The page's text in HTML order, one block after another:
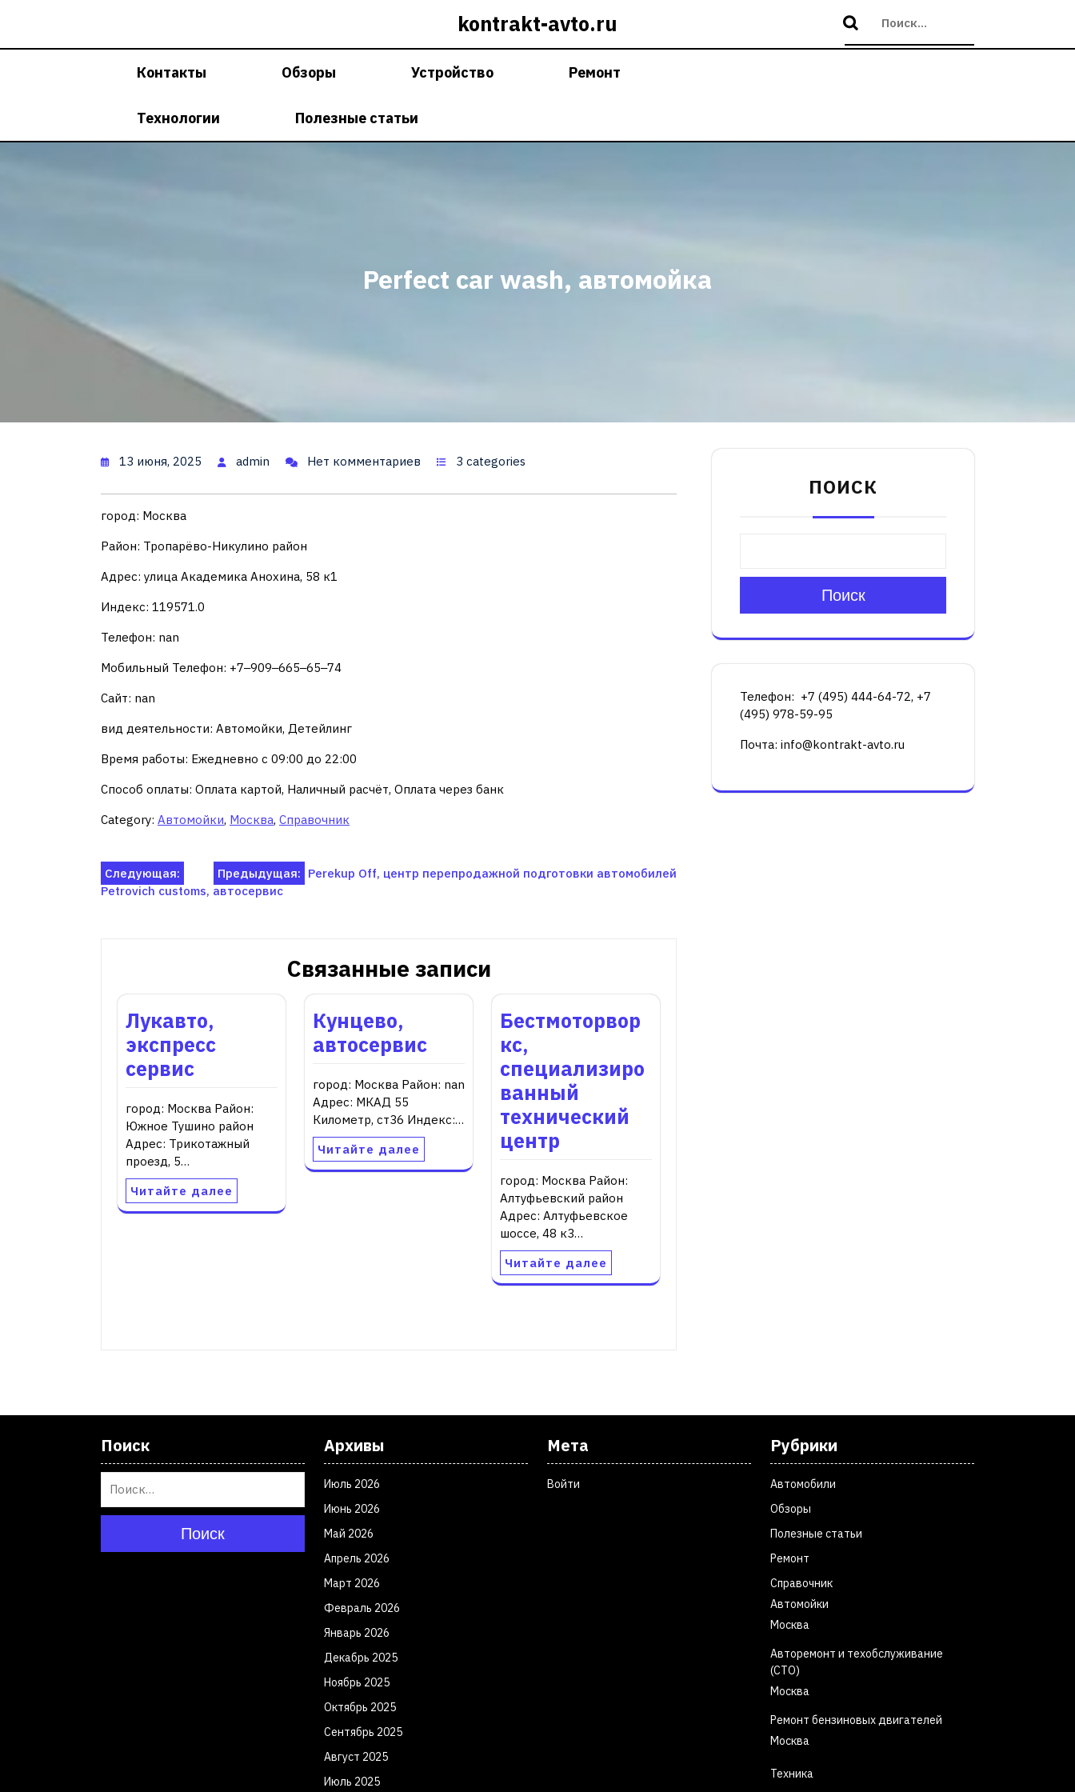
kontrakt-avto.ru
Контакты Обзоры Устройство Ремонт
Технологии Полезные статьи
Perfect car wash, автомойка
13 июня, 2025 admin Нет комментариев 3 categories
город: Москва
Район: Тропарёво-Никулино район
Адрес: улица Академика Анохина, 58 к1
Индекс: 119571.0
Телефон: nan
Мобильный Телефон: +7‒909‒665‒65‒74
Сайт: nan
вид деятельности: Автомойки, Детейлинг
Время работы: Ежедневно с 09:00 до 22:00
Способ оплаты: Оплата картой, Наличный расчёт, Оплата через банк
Category: Автомойки, Москва, Справочник
НавигацияПредыдущая: Perekup Off, центр перепродажной подготовки автомобилей
Следующая:
Petrovich customs, автосервис
Связанные записи
Лукавто,
экспресс
сервис
город: Москва Район:
Южное Тушино район
Адрес: Трикотажный
проезд, 5…
Читайте далее
Кунцево,
автосервис
город: Москва Район: nan
Адрес: МКАД 55
Километр, ст36 Индекс:…
Читайте далее
Бестмоторвор
кс,
специализиро
ванный
технический
центр
город: Москва Район:
Алтуфьевский район
Адрес: Алтуфьевское
шоссе, 48 к3…
Читайте далее
ПОИСК
Поиск
Телефон: +7 (495) 444-64-72, +7
(495) 978-59-95
Почта: info@kontrakt-avto.ru
Поиск
Поиск
Архивы
Июль 2026
Июнь 2026
Май 2026
Апрель 2026
Март 2026
Февраль 2026
Январь 2026
Декабрь 2025
Ноябрь 2025
Октябрь 2025
Сентябрь 2025
Август 2025
Июль 2025
Мета
Войти
Рубрики
Автомобили
Обзоры
Полезные статьи
Ремонт
Справочник
Автомойки
Москва
Авторемонт и техобслуживание
(СТО)
Москва
Ремонт бензиновых двигателей
Москва
Техника